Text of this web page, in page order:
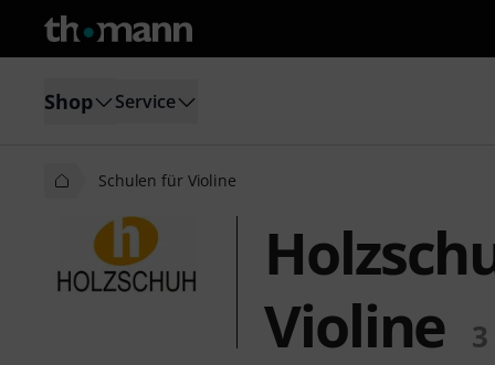
Shop Service
Schulen für Violine
Violine
3